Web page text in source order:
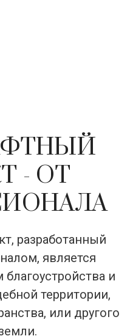
- ОТ
разработанный
является
и
территории,
или другого